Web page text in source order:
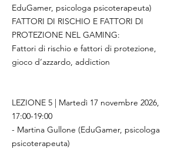
EduGamer, psicologa psicoterapeuta)
FATTORI DI RISCHIO E FATTORI DI
PROTEZIONE NEL GAMING:
Fattori di rischio e fattori di protezione,
gioco d’azzardo, addiction
LEZIONE 5 | Martedì 17 novembre 2026,
17:00-19:00
- Martina Gullone (EduGamer, psicologa
psicoterapeuta)